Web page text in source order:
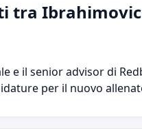
tra
e il senior advisor di
per il nuovo